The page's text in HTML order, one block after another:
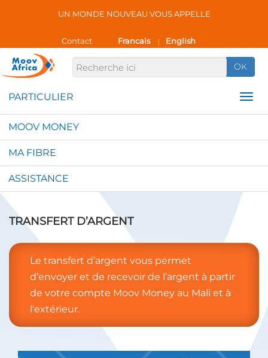
UN MONDE NOUVEAU VOUS APPELLE
Contact Francais | English
OK
MOOV MONEY
MA FIBRE
ASSISTANCE
TRANSFERT D’ARGENT
Le transfert d’argent vous permet
d’envoyer et de recevoir de l’argent à partir
de votre compte Moov Money au Mali et à
l'extérieur.